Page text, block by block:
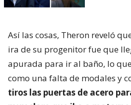
Así las cosas, Theron reveló
ira de su progenitor fue que
apurada para ir al baño, lo
como una falta de modales y
tiros las puertas de acero